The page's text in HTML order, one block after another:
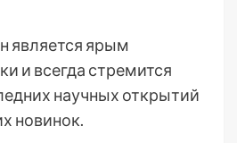
является ярым
и всегда стремится
научных открытий
новинок.